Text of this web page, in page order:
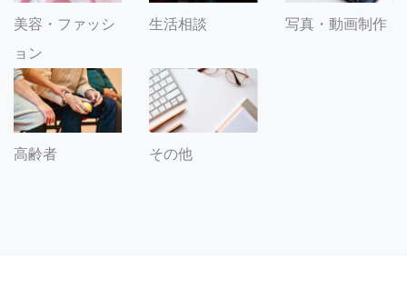
美容・ファッシ
ョン
生活相談 写真・動画制作
高齢者 その他